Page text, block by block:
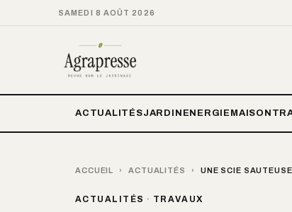
SAMEDI 8 AOÛT 2026
ACTUALITÉSJARDIN ENERGIE MAISON
ACCUEIL › ACTUALITÉS › UNE SCIE
ACTUALITÉS · TRAVAUX